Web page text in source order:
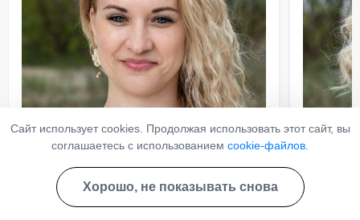
Яковлева Виктория
Данииловна
Сайт использует cookies. Продолжая использовать этот сайт, вы
соглашаетесь с использованием cookie-файлов
Хорошо, не показывать снова